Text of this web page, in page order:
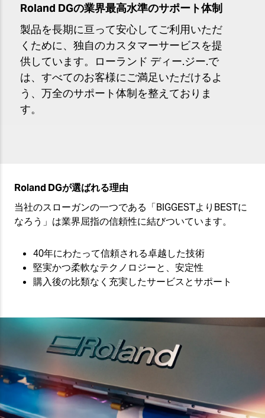
Roland DGの業界最高水準のサポート体制
製品を長期に亘って安心してご利用いただ
くために、独自のカスタマーサービスを提
供しています。ローランド ディー.ジー.で
は、すべてのお客様にご満足いただけるよ
う、万全のサポート体制を整えておりま
す。
Roland DGが選ばれる理由
当社のスローガンの一つである「BIGGESTよりBESTに
なろう」は業界屈指の信頼性に結びついています。
40年にわたって信頼される卓越した技術
堅実かつ柔軟なテクノロジーと、安定性
購入後の比類なく充実したサービスとサポート